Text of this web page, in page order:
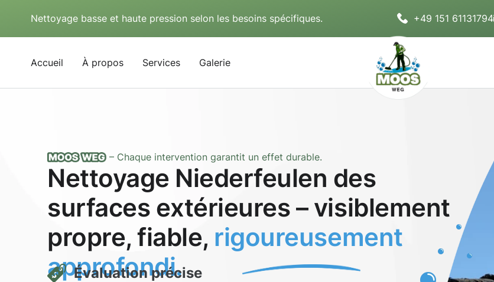
Nettoyage basse et haute pression selon les besoins spécifiques. +49 151 61131794
Accueil À propos Services Galerie
– Chaque intervention garantit un effet durable.
Nettoyage Niederfeulen des
surfaces extérieures – visiblement
propre, fiable, rigoureusement
approfondi.
Évaluation précise